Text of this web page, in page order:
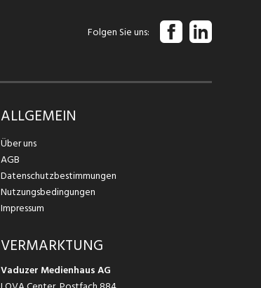
Folgen Sie uns
ALLGEMEIN
Über uns
AGB
Datenschutzbestimmungen
Nutzungsbedingungen
Impressum
VERMARKTUNG
Vaduzer Medienhaus AG